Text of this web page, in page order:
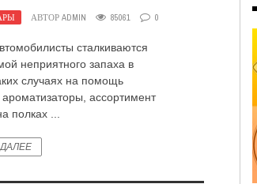
АВТОР ADMIN 85061 0
сталкиваются
неприятного запаха в
случаях на помощь
ароматизаторы, ассортимент
полках ...